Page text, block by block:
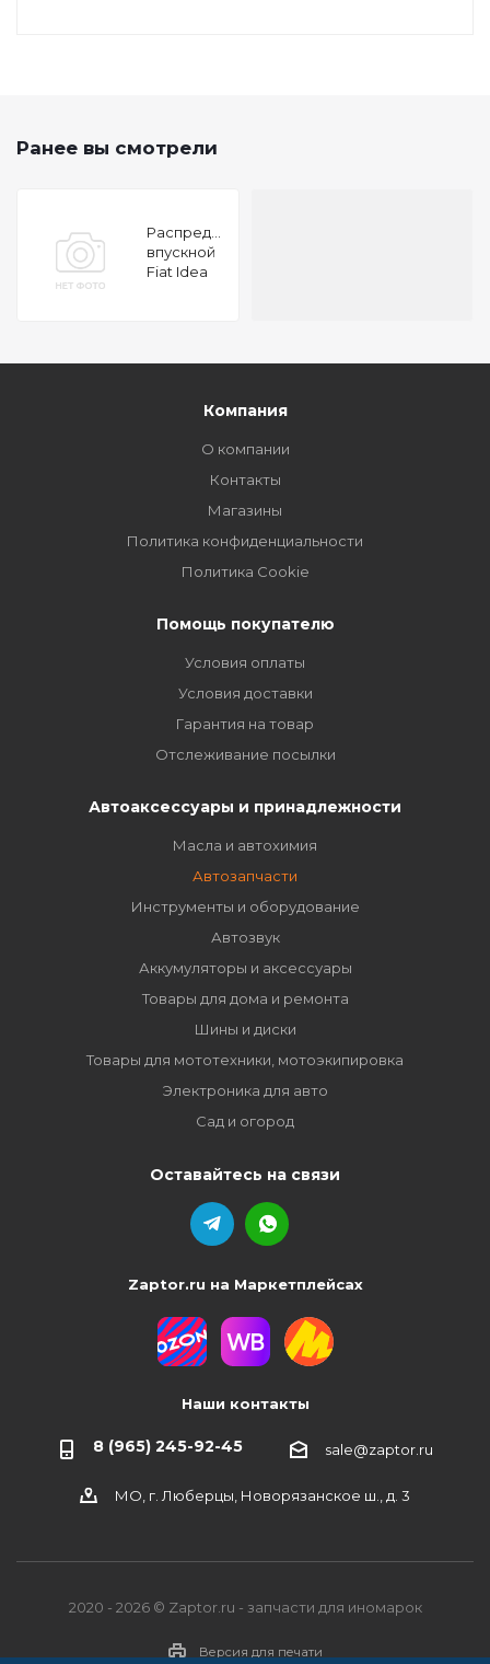
Ранее вы смотрели
Распредвал
впускной
Fiat Idea
Компания
О компании
Контакты
Магазины
Политика конфиденциальности
Политика Cookie
Помощь покупателю
Условия оплаты
Условия доставки
Гарантия на товар
Отслеживание посылки
Автоаксессуары и принадлежности
Масла и автохимия
Автозапчасти
Инструменты и оборудование
Автозвук
Аккумуляторы и аксессуары
Товары для дома и ремонта
Шины и диски
Товары для мототехники, мотоэкипировка
Электроника для авто
Сад и огород
Оставайтесь на связи
Zaptor.ru на Маркетплейсах
Наши контакты
8 (965) 245-92-45 sale@zaptor.ru
МО, г. Люберцы, Новорязанское ш., д. 3
2020 - 2026 © Zaptor.ru - запчасти для иномарок
Версия для печати